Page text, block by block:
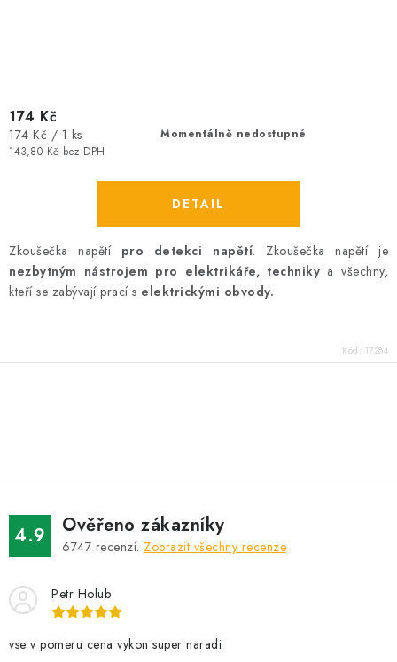
Momentálně nedostupné
143,80 Kč bez DPH
174 Kč
Měrná
cena:
174 Kč / 1 ks
Zkoušečka napětí pro detekci napětí. Zkoušečka napětí je
nezbytným nástrojem pro elektrikáře, techniky a všechny,
kteří se zabývají prací s elektrickými obvody.
Kód: 17284
á
d
a
c
p
v
4.9 Ověřeno zákazníky
6747 recenzí. Zobrazit všechny recenze
Petr Holub
vse v pomeru cena vykon super naradi